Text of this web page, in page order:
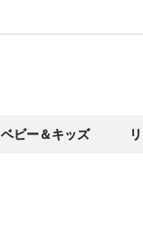
ベビー＆キッズ